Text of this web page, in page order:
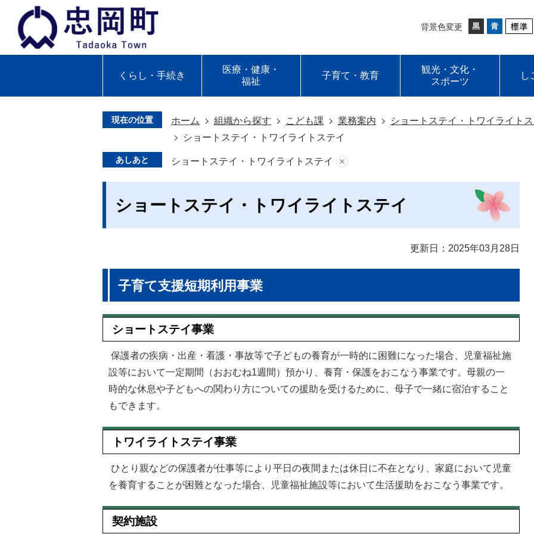
背景色変更
くらし・手続き
医療・健康・
福祉
子育て・教育
観光・文化・
スポーツ
し
現在の位置 ホーム 組織から探す こども課 業務案内
ショートステイ・トワイライト
ショートステイ・トワイライトステイ
あしあと ショートステイ・トワイライトステイ
ショートステイ・トワイライトステイ
更新日：2025年03月28日
子育て支援短期利用事業
ショートステイ事業
保護者の疾病・出産・看護・事故等で子どもの養育が一時的に困難になった場合、児童福祉施
設等において一定期間（おおむね1週間）預かり、養育・保護をおこなう事業です。母親の一
時的な休息や子どもへの関わり方についての援助を受けるために、母子で一緒に宿泊すること
もできます。
トワイライトステイ事業
ひとり親などの保護者が仕事等により平日の夜間または休日に不在となり、家庭において児童
を養育することが困難となった場合、児童福祉施設等において生活援助をおこなう事業です。
契約施設